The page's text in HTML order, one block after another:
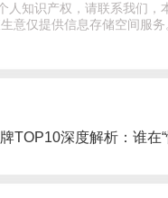
人知识产权，请联系我们，
意仅提供信息存储空间服务